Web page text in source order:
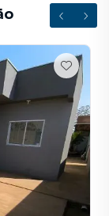
terrenos, lojas
na
e em outras
milhares de
com
com
você
Campo Grande
de